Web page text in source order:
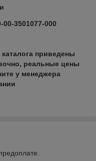
00-3501077-000
приведены
реальные цены
у менеджера